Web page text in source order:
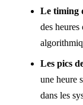
Le timing
des
Les pics
une heure
dans les